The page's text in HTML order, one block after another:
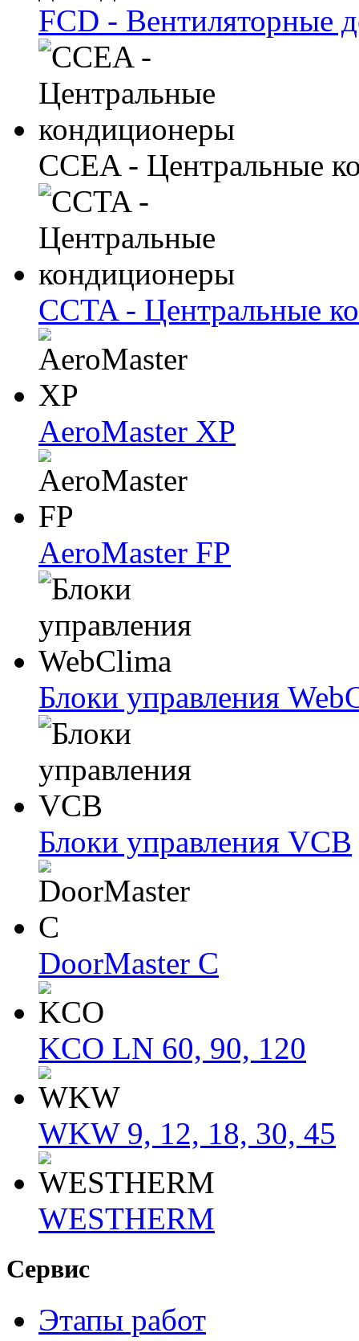
FCD - Вентиляторные
CCEA - Центральные
CCTA - Центральные
AeroMaster XP
AeroMaster FP
Блоки упрaвлeния
Блоки упрaвлeния VCB
DoorMaster C
KCO LN 60, 90, 120
WKW 9, 12, 18, 30, 45
WESTHERM
Сервис
Этапы работ